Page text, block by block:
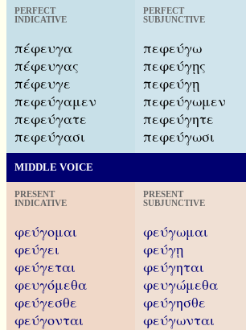
PERFECT
INDICATIVE
πέφευγα
πέφευγας
πέφευγε
πεφεύγαμεν
πεφεύγατε
πεφεύγασι
PERFECT
SUBJUNCTIVE
πεφεύγω
πεφεύγῃς
πεφεύγῃ
πεφεύγωμεν
πεφεύγητε
πεφεύγωσι
MIDDLE VOICE
PRESENT
INDICATIVE
φεύγομαι
φεύγει
φεύγεται
φευγόμεθα
φεύγεσθε
φεύγονται
PRESENT
SUBJUNCTIVE
φεύγωμαι
φεύγῃ
φεύγηται
φευγώμεθα
φεύγησθε
φεύγωνται